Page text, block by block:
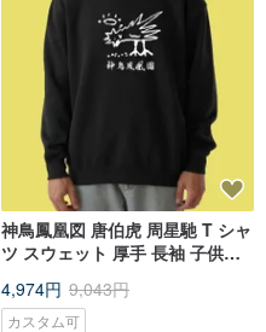
神鳥鳳凰図 唐伯虎 周星馳 T シャ
ツ スウェット 厚手 長袖 子供服
4,974円 9,043円
カスタム可